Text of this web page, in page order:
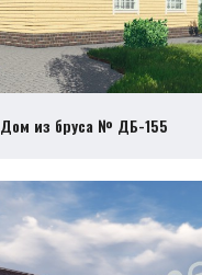
Дом из бруса № ДБ-155